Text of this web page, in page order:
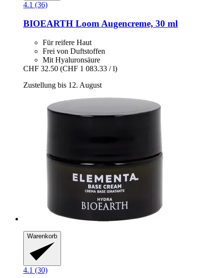
4.1 (36)
BIOEARTH Loom Augencreme, 30 ml
Für reifere Haut
Frei von Duftstoffen
Mit Hyaluronsäure
CHF 32.50 (CHF 1 083.33 / l)
Zustellung bis 12. August
Warenkorb
4.1 (30)